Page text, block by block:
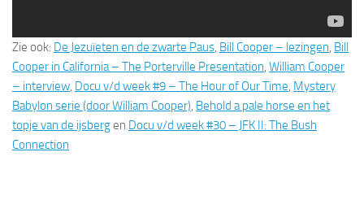
Zie ook: De Jezuïeten en de zwarte Paus, Bill Cooper – lezingen, Bill
Cooper in California – The Porterville Presentation, William Cooper
– interview, Docu v/d week #9 – The Hour of Our Time, Mystery
Babylon serie (door William Cooper), Behold a pale horse en het
topje van de ijsbergen Docu v/d week #30 – JFK II: The Bush
Connection